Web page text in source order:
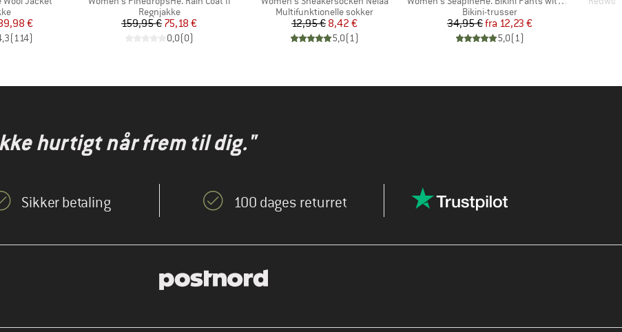
pris
€
(114)
Produktgruppe
Regnjakke
Pris
159,95 €Nedsat pris
75,18 €
0,0(0)
Produktgruppe
Multifunktionelle sokker
Pris
12,95 €Nedsat pris
8,42 €
5,0(1)
Produktgruppe
Bikini-trusser
Pris
34,95 € Nedsat pris
fra 12,23 €
5,0(1)
hurtigt når frem til dig."
Sikker betaling 100 dages returret